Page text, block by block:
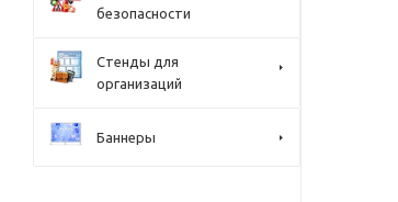
безопасности
Стенды для
организаций
Баннеры